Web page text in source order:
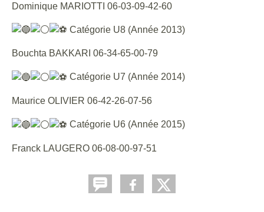
Dominique MARIOTTI 06-03-09-42-60
Catégorie U8 (Année 2013)
Bouchta BAKKARI 06-34-65-00-79
Catégorie U7 (Année 2014)
Maurice OLIVIER 06-42-26-07-56
Catégorie U6 (Année 2015)
Franck LAUGERO 06-08-00-97-51